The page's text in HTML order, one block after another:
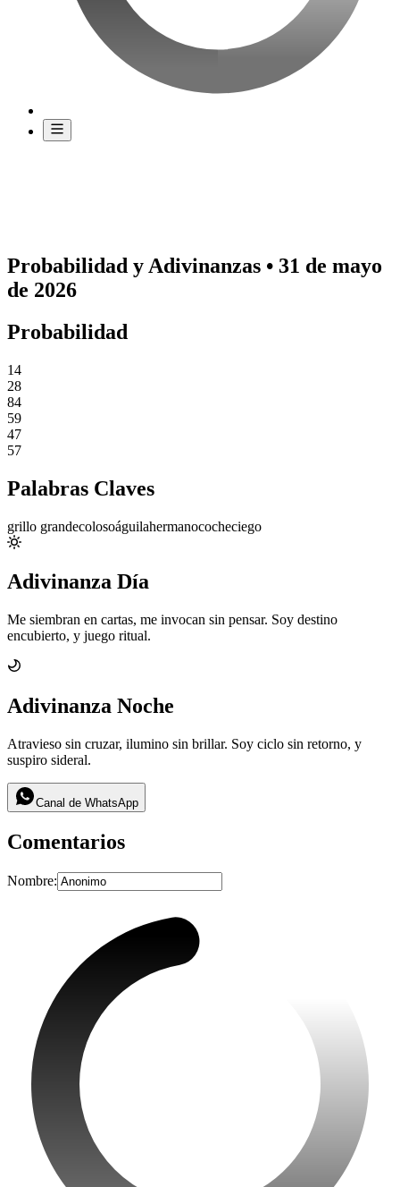
Probabilidad y Adivinanzas • 31 de mayo
de 2026
Probabilidad
14
28
84
59
47
57
Palabras Claves
grillo grandecolosoáguilahermanococheciego
Adivinanza Día
Me siembran en cartas, me invocan sin pensar. Soy destino
encubierto, y juego ritual.
Adivinanza Noche
Atravieso sin cruzar, ilumino sin brillar. Soy ciclo sin retorno, y
suspiro sideral.
Canal de WhatsApp
Comentarios
Nombre: